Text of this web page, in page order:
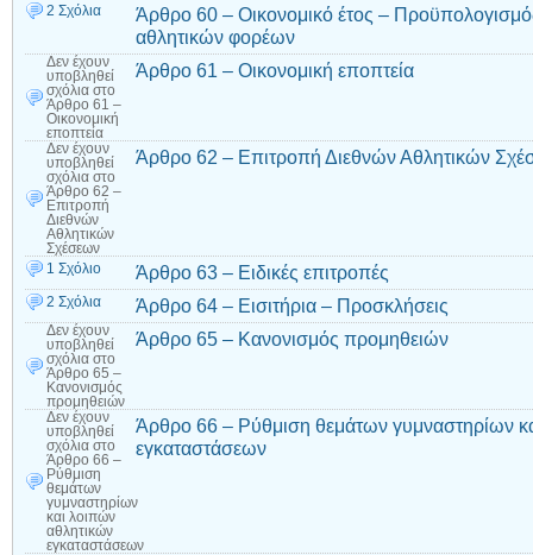
2 Σχόλια
Άρθρο 60 – Οικονομικό έτος –
αθλητικών φορέων
Δεν έχουν
υποβληθεί
σχόλια στο
Άρθρο 61 –
Οικονομική
εποπτεία
Άρθρο 61 – Οικονομική εποπτεία
Δεν έχουν
υποβληθεί
σχόλια στο
Άρθρο 62 –
Επιτροπή
Διεθνών
Αθλητικών
Σχέσεων
Άρθρο 62 – Επιτροπή Διεθνών Αθλητικών
1 Σχόλιο Άρθρο 63 – Ειδικές επιτροπές
2 Σχόλια Άρθρο 64 – Εισιτήρια – Προσκλήσεις
Δεν έχουν
υποβληθεί
σχόλια στο
Άρθρο 65 –
Κανονισμός
προμηθειών
Άρθρο 65 – Κανονισμός προμηθειών
Δεν έχουν
υποβληθεί
σχόλια στο
Άρθρο 66 –
Ρύθμιση
θεμάτων
γυμναστηρίων
και λοιπών
αθλητικών
εγκαταστάσεων
Άρθρο 66 – Ρύθμιση θεμάτων γυμναστηρίων
εγκαταστάσεων